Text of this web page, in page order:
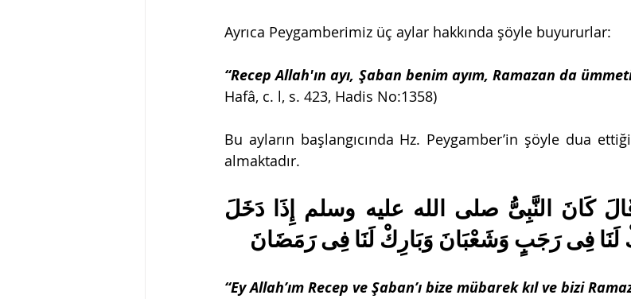
Ayrıca Peygamberimiz üç aylar hakkında şöyle buyururlar:
“Recep Allah'ın ayı, Şaban benim ayım, Ramazan da
Hafâ, c. l, s. 423, Hadis No:1358)
Bu ayların başlangıcında Hz. Peygamber’in şöyle dua
almaktadır.
لَنَا فِى رَجَبٍ وَشَعْبَانَ وَبَارِكْ لَنَا فِى رَمَضَانَ
“Ey Allah’ım Recep ve Şaban’ı bize mübarek kıl ve bizi